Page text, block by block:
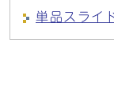
単品スライ